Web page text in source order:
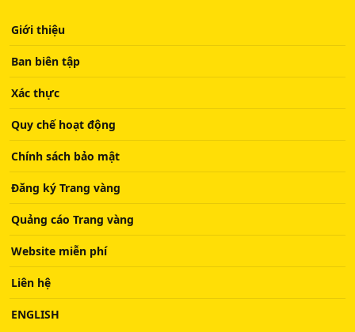
Giới thiệu
Ban biên tập
Xác thực
Quy chế hoạt động
Chính sách bảo mật
Đăng ký Trang vàng
Quảng cáo Trang vàng
Website miễn phí
Liên hệ
ENGLISH